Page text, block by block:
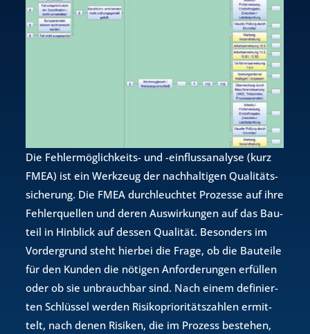
Die Feh­ler­mög­lich­keits- und -ein­fluss­ana­ly­se (kurz
FMEA) ist ein Werk­zeug der nach­hal­ti­gen Qua­li­täts­
si­che­rung. Die FMEA durch­leuch­tet Pro­zes­se auf ihre
Feh­ler­quel­len und deren Aus­wir­kun­gen auf das Bau­
teil in Hin­blick auf des­sen Qua­li­tät. Be­son­ders im
Vor­der­grund steht hier­bei die Frage, ob die Bau­tei­le
für den Kun­den die nö­ti­gen An­for­de­run­gen er­fül­len
oder ob sie un­brauch­bar sind. Nach einem de­fi­nier­
ten Schlüs­sel wer­den Ri­si­ko­prio­ri­täts­zah­len er­mit­
telt, nach denen Ri­si­ken, die im Pro­zess be­stehen,